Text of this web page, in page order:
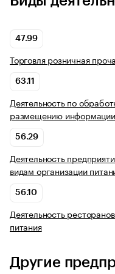
47.99
Торговля розничная
63.11
Деятельность по
размещению
56.29
Деятельность
видам организации
56.10
Деятельность
питания
Другие